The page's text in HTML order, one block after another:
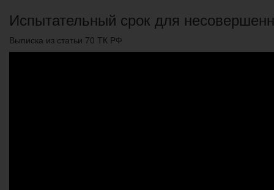
Испытательный срок для
Выписка из статьи 70 ТК РФ